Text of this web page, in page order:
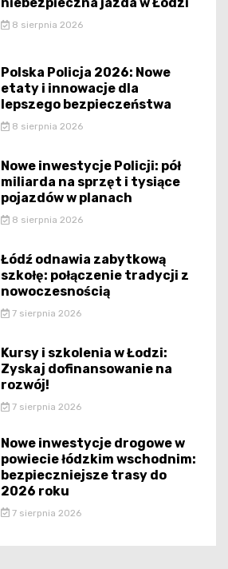
niebezpieczna jazda w Łodzi
8 sierpnia 2026
Polska Policja 2026: Nowe
etaty i innowacje dla
lepszego bezpieczeństwa
8 sierpnia 2026
Nowe inwestycje Policji: pół
miliarda na sprzęt i tysiące
pojazdów w planach
8 sierpnia 2026
Łódź odnawia zabytkową
szkołę: połączenie tradycji z
nowoczesnością
7 sierpnia 2026
Kursy i szkolenia w Łodzi:
Zyskaj dofinansowanie na
rozwój!
7 sierpnia 2026
Nowe inwestycje drogowe w
powiecie łódzkim wschodnim:
bezpieczniejsze trasy do
2026 roku
7 sierpnia 2026